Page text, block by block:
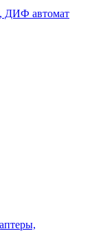
ДИФ автомат